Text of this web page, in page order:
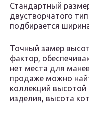
Стандартный
двустворчатого
подбирается
Точный замер
фактор,
нет места для
продаже можно
коллекций
изделия, высота